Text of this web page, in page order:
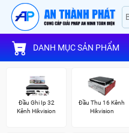
DANH MỤC SẢN PHẨM
Đầu Ghi Ip 32
Kênh Hikvision
Đầu Thu 16 Kênh
Hikvision